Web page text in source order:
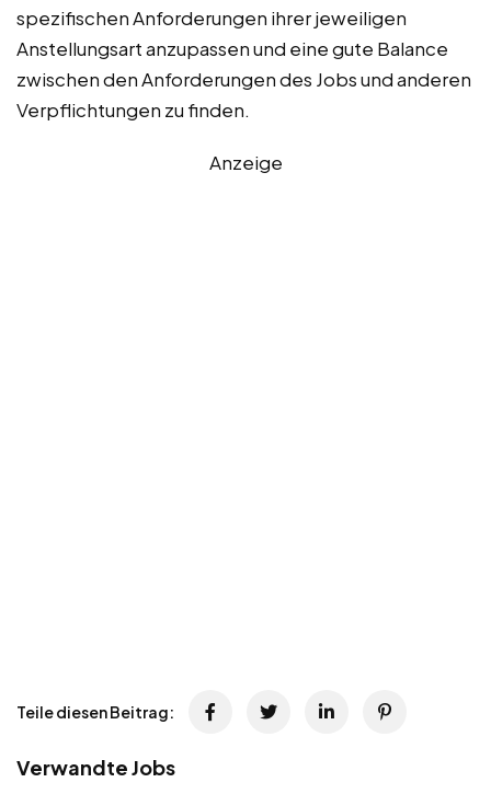
spezifischen Anforderungen ihrer jeweiligen
Anstellungsart anzupassen und eine gute Balance
zwischen den Anforderungen des Jobs und anderen
Verpflichtungen zu finden.
Anzeige
Teile diesen Beitrag:
Verwandte Jobs